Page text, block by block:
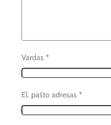
Vardas *
El. pašto adresas *